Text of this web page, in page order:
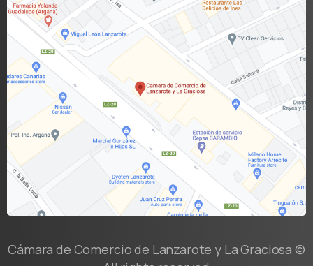
Cámara de Comercio de Lanzarote y La Graciosa ©